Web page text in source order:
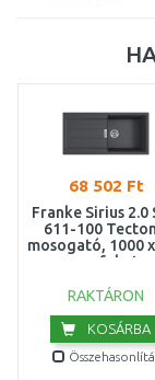
68 502 Ft
Franke Sirius 2.0
611-100
mosogató, 1000
mm, fekete
RAKTÁRON
KOSÁRBA